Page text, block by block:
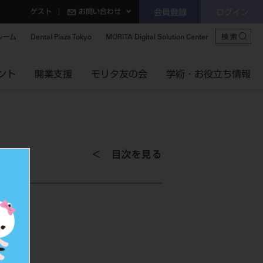
ゲスト お問い合わせ 会員登録
ーム Dental Plaza Tokyo MORITA Digital Solution Center 検索
ト 開業支援 モリタ友の会 学術・お役立ち情報
目次を見る